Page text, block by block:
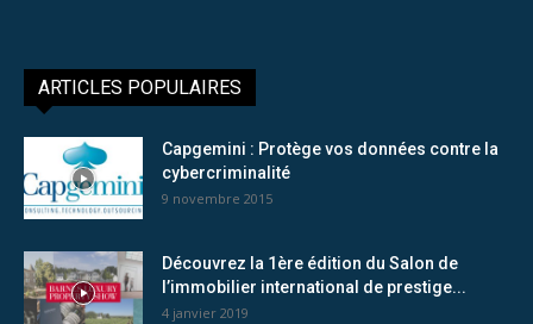
ARTICLES POPULAIRES
Capgemini : Protège vos données contre la
cybercriminalité
9 novembre 2015
Découvrez la 1ère édition du Salon de
l’immobilier international de prestige...
4 janvier 2019